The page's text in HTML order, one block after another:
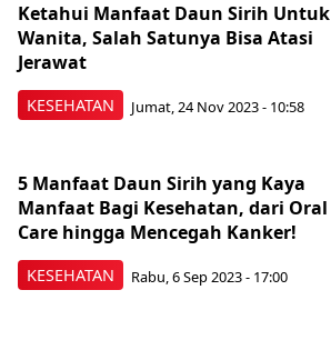
KESEHATAN
Ketahui Manfaat Daun Sirih Untuk
Wanita, Salah Satunya Bisa Atasi
Jerawat
Jumat, 24 Nov 2023 - 10:58
KESEHATAN
5 Manfaat Daun Sirih yang Kaya
Manfaat Bagi Kesehatan, dari Oral
Care hingga Mencegah Kanker!
Rabu, 6 Sep 2023 - 17:00